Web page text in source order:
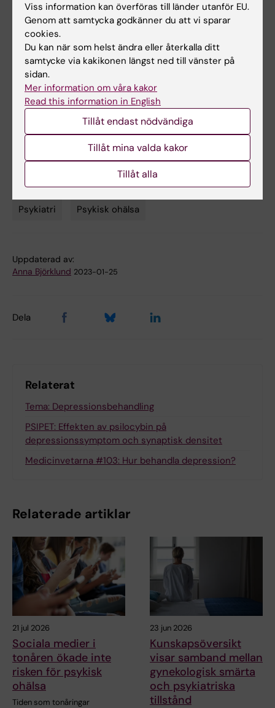
Publikation
Association of treatment-resistant
depression with patient outcomes and health
care resource utilization in a population‐wide
study
”, Johan Lundberg, Thomas Cars,
Sven-Åke Lööv, Jonas Söderling, Johan
Sundström, Jari Tiihonen, Amy Leval, Anna
Gannedahl, Carl Björkholm, Mikael Själin, Clara
JAMA Psychiatry,online 14 december
2022, doi: 10.1001/jamapsychiatry.2022.3860
Psykiatri Psykisk ohälsa
Uppdaterad av:
Anna Björklund 2023-01-25
Dela
Relaterat
Tema: Depressionsbehandling
PSIPET: Effekten av psilocybin på
depressionssymptom och synaptisk densitet
Medicinvetarna #103: Hur behandla depression?
Relaterade artiklar
21 jul 2026
Sociala medier i
tonåren ökade inte
risken för psykisk
ohälsa
Tiden som tonåringar
23 jun 2026
Kunskapsöversikt
visar samband mellan
gynekologisk smärta
och psykiatriska
tillstånd
Viss information kan överföras till länder utanför EU.
Genom att samtycka godkänner du att vi sparar
cookies.
Du kan när som helst ändra eller återkalla ditt
samtycke via kakikonen längst ned till vänster på
sidan.
Mer information om våra kakor
Read this information in English
Tillåt endast nödvändiga
Tillåt mina valda kakor
Tillåt alla